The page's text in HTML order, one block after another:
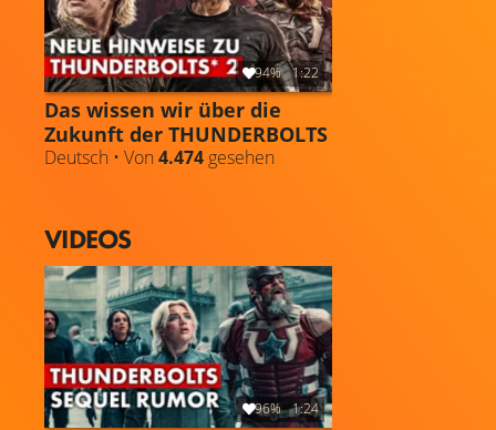
94% 1:22
Das wissen wir über die
Zukunft der THUNDERBOLTS
Deutsch • Von4.474 gesehen
VIDEOS
96% 1:24